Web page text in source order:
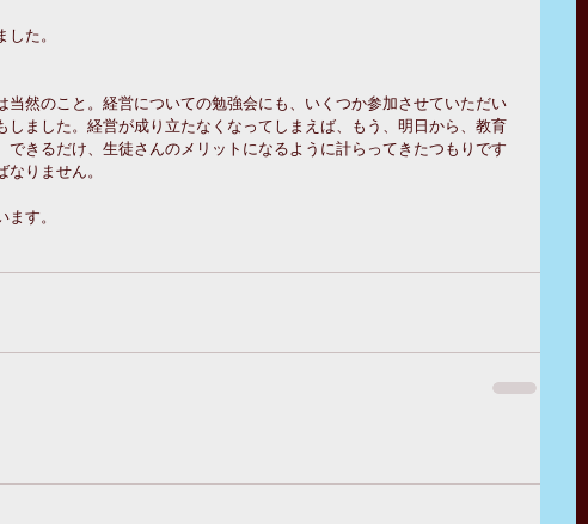
した。
当然のこと。経営についての勉強会にも、いくつか参加させていただい
しました。経営が成り立たなくなってしまえば、もう、明日から、教育
できるだけ、生徒さんのメリットになるように計らってきたつもりです
りません。
ます。